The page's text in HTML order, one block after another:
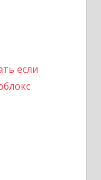
если